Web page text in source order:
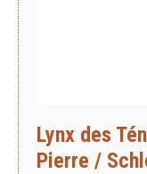
Lynx des
Pierre /